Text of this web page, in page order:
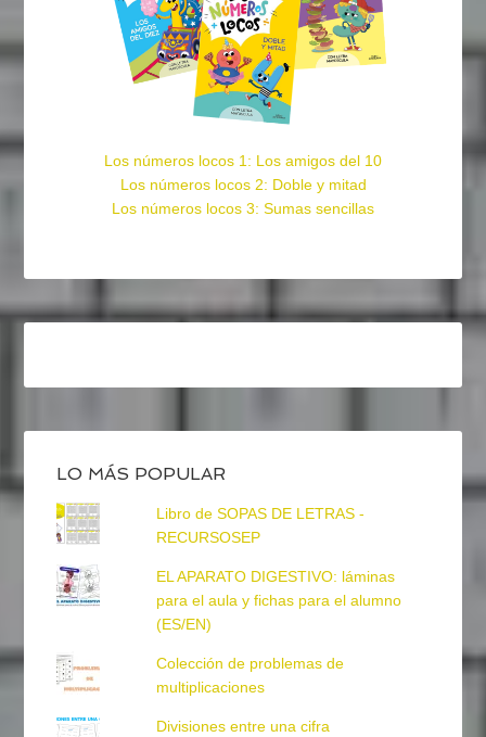
Los números locos 1: Los amigos del 10
Los números locos 2: Doble y mitad
Los números locos 3: Sumas sencillas
LO MÁS POPULAR
Libro de SOPAS DE LETRAS -
RECURSOSEP
EL APARATO DIGESTIVO: láminas
para el aula y fichas para el alumno
(ES/EN)
Colección de problemas de
multiplicaciones
Divisiones entre una cifra